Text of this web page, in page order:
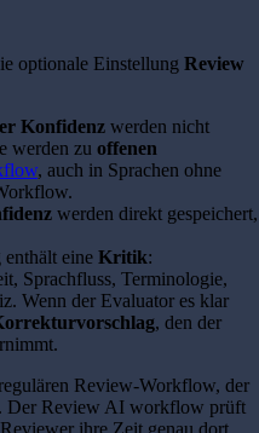
optionale Einstellung Review
Konfidenz werden nicht
werden zu offenen
, auch in Sprachen ohne
werden direkt gespeichert,
enthält eine Kritik:
Sprachfluss, Terminologie,
Wenn der Evaluator es klar
, den der
Review-Workflow, der
Der Review AI workflow prüft
Reviewer ihre Zeit genau dort